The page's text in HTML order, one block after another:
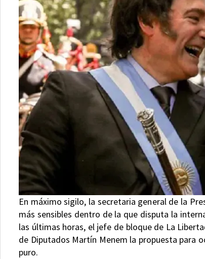
En máximo sigilo, la secretaria general de la
más sensibles dentro de la que disputa la
las últimas horas, el jefe de bloque de La
de Diputados Martín Menem la propuesta para
puro.